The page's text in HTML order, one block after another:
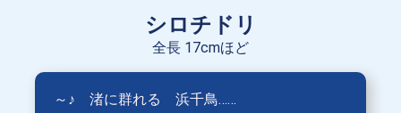
シロチドリ
全長 17cmほど
～♪ 渚に群れる 浜千鳥……